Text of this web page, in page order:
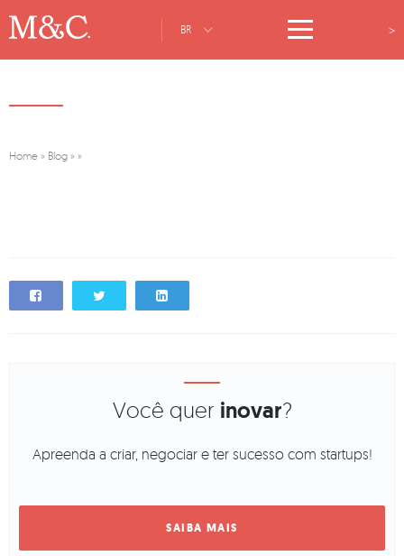
BR >
Home » Blog » »
Você quer inovar?
Apreenda a criar, negociar e ter sucesso com startups!